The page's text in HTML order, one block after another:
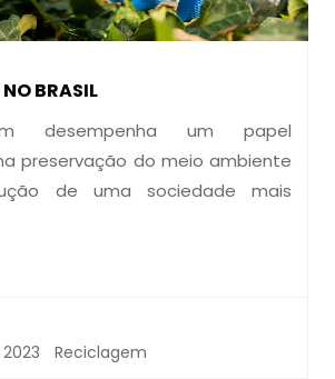
BRASIL
desempenha um papel
preservação do meio ambiente
de uma sociedade mais
Reciclagem